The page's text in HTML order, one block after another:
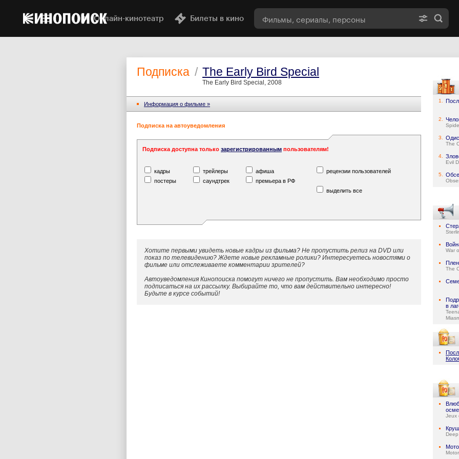
Онлайн-кинотеатр Билеты в кино
Подписка / The Early Bird Special
The Early Bird Special, 2008
Информация o фильме »
Подписка на автоуведомления
Подписка доступна только зарегистрированным пользователям!
кадры трейлеры афиша
рецензии пользователей
постеры
саундтрек
премьера в РФ
выделить все
Хотите первыми увидеть новые кадры из фильма? Не пропустить релиз на DVD или
показ по телевидению? Ждете новые рекламные ролики? Интересуетесь новостями о
фильме или отслеживаете комментарии зрителей?
Автоуведомления Кинопоиска помогут ничего не пропустить. Вам необходимо просто
подписаться на их рассылку. Выбирайте то, что вам действительно интересно!
Будьте в курсе событий!
1.
2.
3.
The
4.
Evil
5.
War
The
в
Jeux